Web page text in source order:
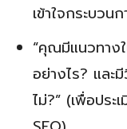
เข้าใจกระบวน
“คุณมีแนวทาง
อย่างไร? และ
ไม่?” (เพื่อประ